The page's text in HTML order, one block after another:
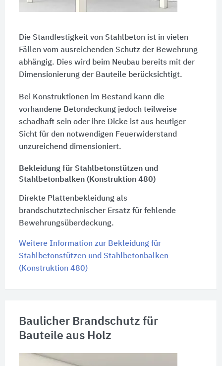
Die Standfestigkeit von Stahlbeton ist in vielen
Fällen vom ausreichenden Schutz der Bewehrung
abhängig. Dies wird beim Neubau bereits mit der
Dimensionierung der Bauteile berücksichtigt.
Bei Konstruktionen im Bestand kann die
vorhandene Betondeckung jedoch teilweise
schadhaft sein oder ihre Dicke ist aus heutiger
Sicht für den notwendigen Feuerwiderstand
unzureichend dimensioniert.
Bekleidung für Stahlbetonstützen und
Stahlbetonbalken (Konstruktion 480)
Direkte Plattenbekleidung als
brandschutztechnischer Ersatz für fehlende
Bewehrungsüberdeckung.
Weitere Information zur Bekleidung für
Stahlbetonstützen und Stahlbetonbalken
(Konstruktion 480)
Baulicher Brandschutz für
Bauteile aus Holz